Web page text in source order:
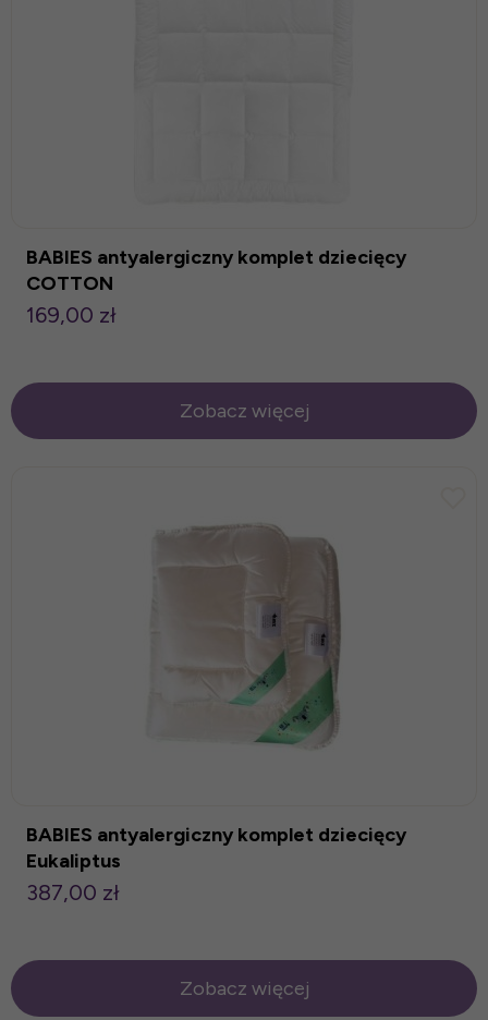
BABIES antyalergiczny komplet dziecięcy
COTTON
169,00 zł
Zobacz więcej
BABIES antyalergiczny komplet dziecięcy
Eukaliptus
387,00 zł
Zobacz więcej